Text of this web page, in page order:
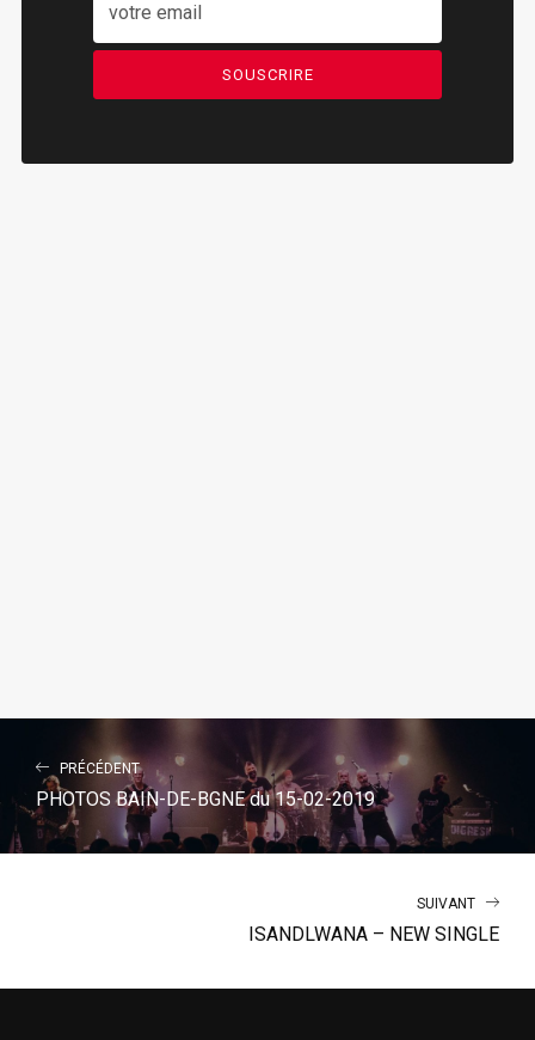
SOUSCRIRE
PRÉCÉDENT
PHOTOS BAIN-DE-BGNE du 15-02-2019
SUIVANT
ISANDLWANA – NEW SINGLE